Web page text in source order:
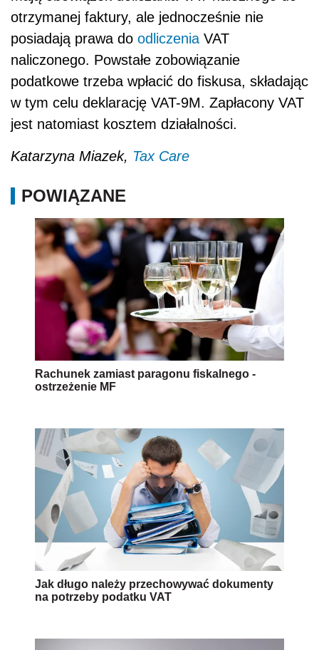
otrzymanej faktury, ale jednocześnie nie
posiadają prawa do odliczenia VAT
naliczonego. Powstałe zobowiązanie
podatkowe trzeba wpłacić do fiskusa, składając
w tym celu deklarację VAT-9M. Zapłacony VAT
jest natomiast kosztem działalności.
Katarzyna Miazek, Tax Care
POWIĄZANE
Rachunek zamiast paragonu fiskalnego -
ostrzeżenie MF
Jak długo należy przechowywać dokumenty
na potrzeby podatku VAT